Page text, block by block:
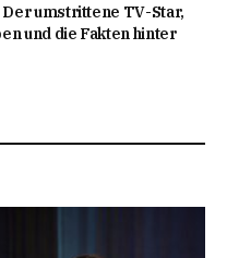
umstrittene TV-Star,
und die Fakten hinter